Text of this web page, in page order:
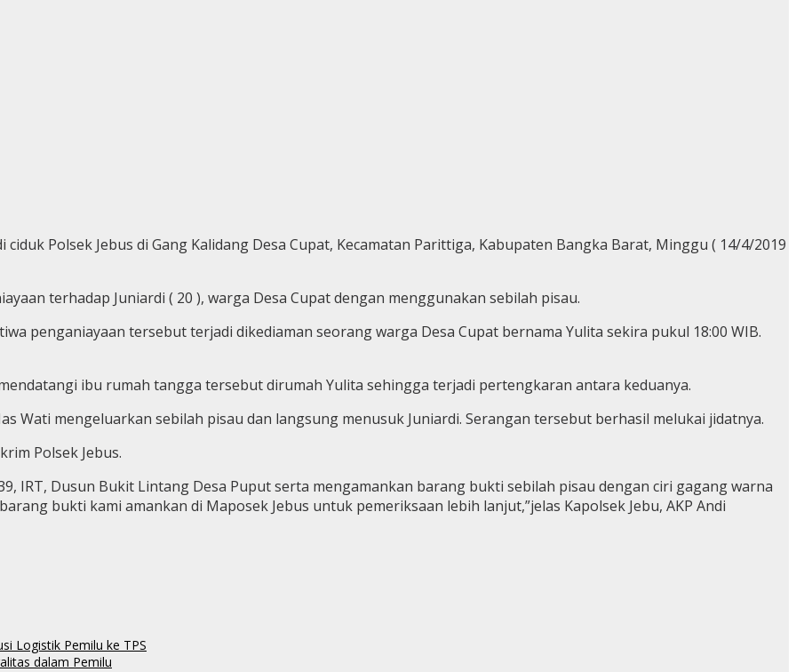
Polsek Jebus di Gang Kalidang Desa Cupat, Kecamatan Parittiga, Kabupaten Bangka Barat, Minggu ( 14/4/2019
terhadap Juniardi ( 20 ), warga Desa Cupat dengan menggunakan sebilah pisau.
penganiayaan tersebut terjadi dikediaman seorang warga Desa Cupat bernama Yulita sekira pukul 18:00 WIB.
ibu rumah tangga tersebut dirumah Yulita sehingga terjadi pertengkaran antara keduanya.
Wati mengeluarkan sebilah pisau dan langsung menusuk Juniardi. Serangan tersebut berhasil melukai jidatnya.
Polsek Jebus.
IRT, Dusun Bukit Lintang Desa Puput serta mengamankan barang bukti sebilah pisau dengan ciri gagang warna
bukti kami amankan di Maposek Jebus untuk pemeriksaan lebih lanjut,”jelas Kapolsek Jebu, AKP Andi
Logistik Pemilu ke TPS
dalam Pemilu